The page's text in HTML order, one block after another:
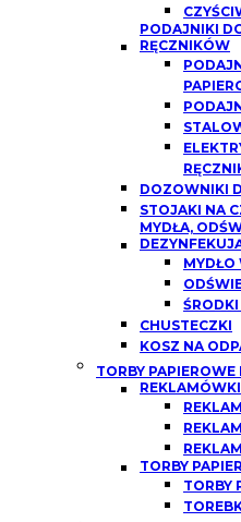
PODAJNIKI
RĘCZNIKÓW
DOZOWNIKI
STOJAKI NA
MYDŁA,
MYDŁO
CHUSTECZKI
KOSZ NA
TORBY
REKLAMÓWKI
TORBY
TORBY